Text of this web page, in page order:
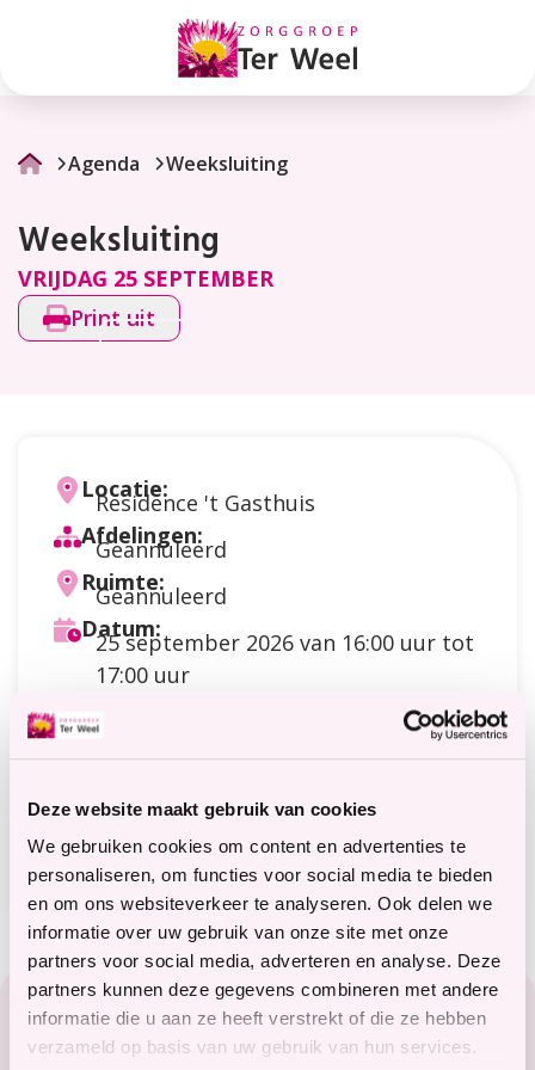
Deze website maakt gebruik van cookies
We gebruiken cookies om content en advertenties te
personaliseren, om functies voor social media te bieden
en om ons websiteverkeer te analyseren. Ook delen we
informatie over uw gebruik van onze site met onze
partners voor social media, adverteren en analyse. Deze
partners kunnen deze gegevens combineren met andere
informatie die u aan ze heeft verstrekt of die ze hebben
verzameld op basis van uw gebruik van hun services.
Weeksluiting
Agenda Weeksluiting
Weeksluiting
VRIJDAG 25 SEPTEMBER
Print uit
Locatie:
Residence 't Gasthuis
Afdelingen:
Geannuleerd
Ruimte:
Geannuleerd
Datum:
25 september 2026van 16:00 uur tot
17:00 uur
Cliënten
Soort activiteit:
Geloof / levensbeschouwing
Kosten:
Meer
informatie
over
de
kosten
Gratis toegang
Meer informatie?
terweelactief@terweel.nl
Footer
Zorg in het Zeeuwse hart